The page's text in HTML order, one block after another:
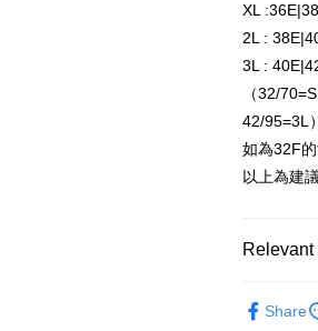
NT$80/
付款後全
NT$80/
7-11取貨
NT$80/
NT$80/
NT$80/
XL
2L :
3L :
（32/
42/95=3L
如為32F
以上為建
Share